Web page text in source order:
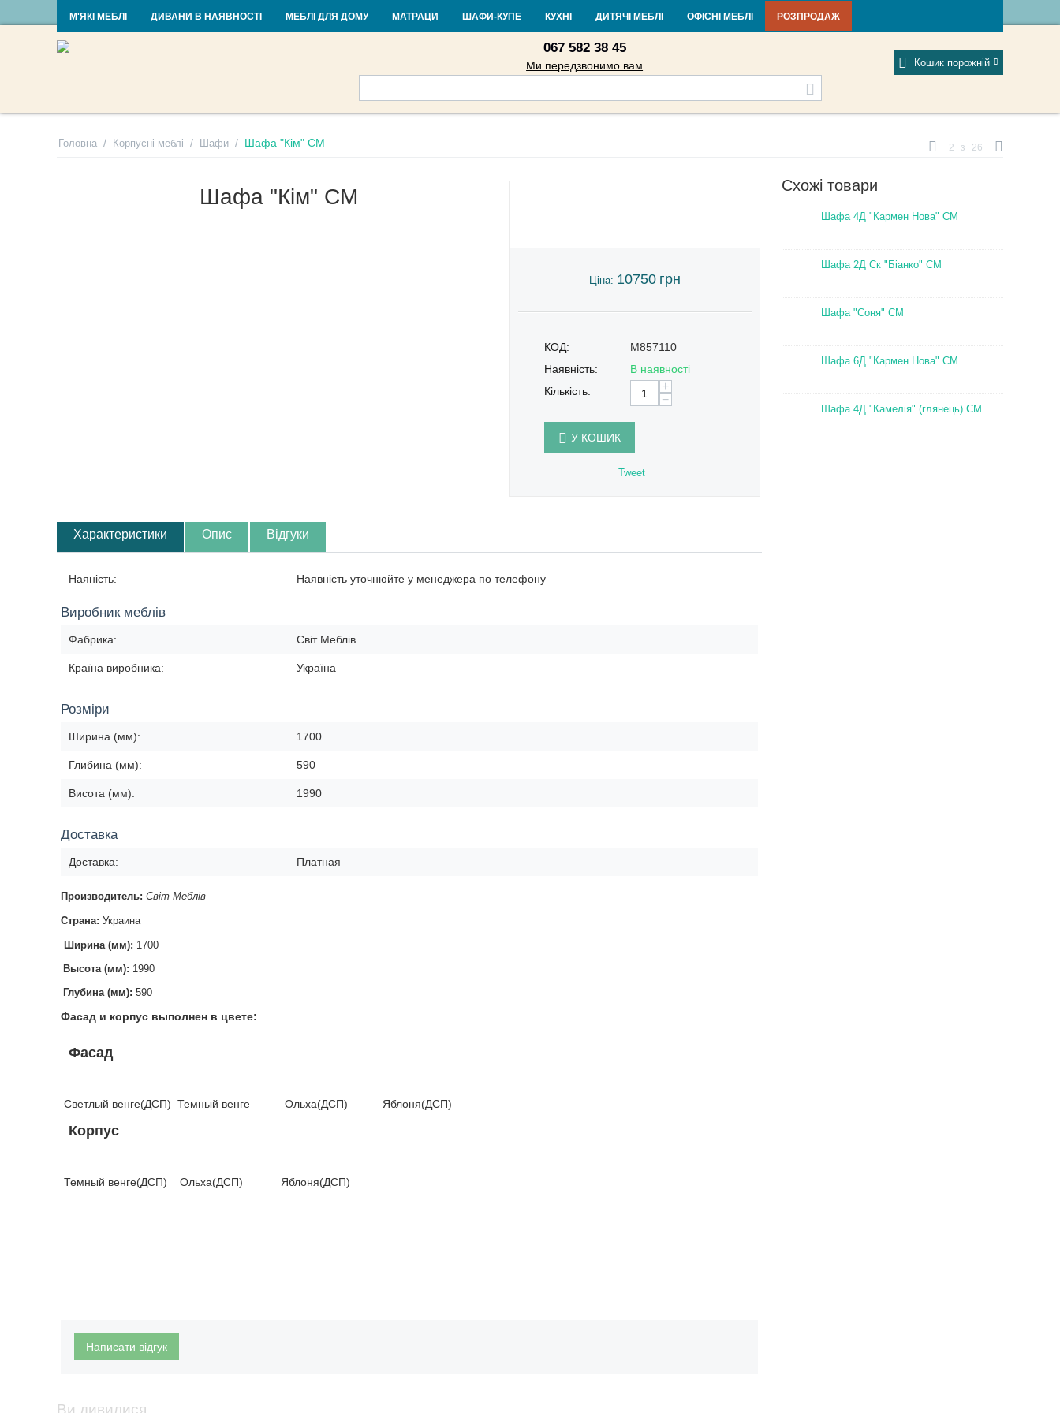
RU UA Контакти Доставка і оплата Гарантія та повернення Кредит Статті та новини Фабрики
067 582 38 45
Ми передзвонимо вам Кошик порожній
М'ЯКІ МЕБЛІ ДИВАНИ В НАЯВНОСТІ МЕБЛІ ДЛЯ ДОМУ МАТРАЦИ ШАФИ-КУПЕ КУХНІ ДИТЯЧІ МЕБЛІ ОФІСНІ МЕБЛІ РОЗПРОДАЖ
Головна / Корпусні меблі / Шафи / Шафа "Кім" СМ 2 з 26
Шафа "Кім" СМ
Ціна: 10750 грн
КОД:
M857110
Наявність:
В наявності
Кількість:
+
−
У КОШИК
Tweet
Характеристики Опис Відгуки
Наяність: Наявність уточнюйте у менеджера по телефону
Виробник меблів
Фабрика: Світ Меблів
Країна виробника: Україна
Розміри
Ширина (мм): 1700
Глибина (мм): 590
Висота (мм): 1990
Доставка
Доставка: Платная
Производитель: Світ Меблів
Страна: Украина
Ширина (мм): 1700
Высота (мм): 1990
Глубина (мм): 590
Фасад и корпус выполнен в цвете:
Фасад
Светлый венге(ДСП) Темный венге Ольха(ДСП) Яблоня(ДСП)
Корпус
Темный венге(ДСП) Ольха(ДСП) Яблоня(ДСП)
Написати відгук
Ви дивилися
Схожі товари
Шафа 4Д "Кармен Нова" СМ
Шафа 2Д Ск "Біанко" СМ
Шафа "Соня" СМ
Шафа 6Д "Кармен Нова" СМ
Шафа 4Д "Камелія" (глянець) СМ